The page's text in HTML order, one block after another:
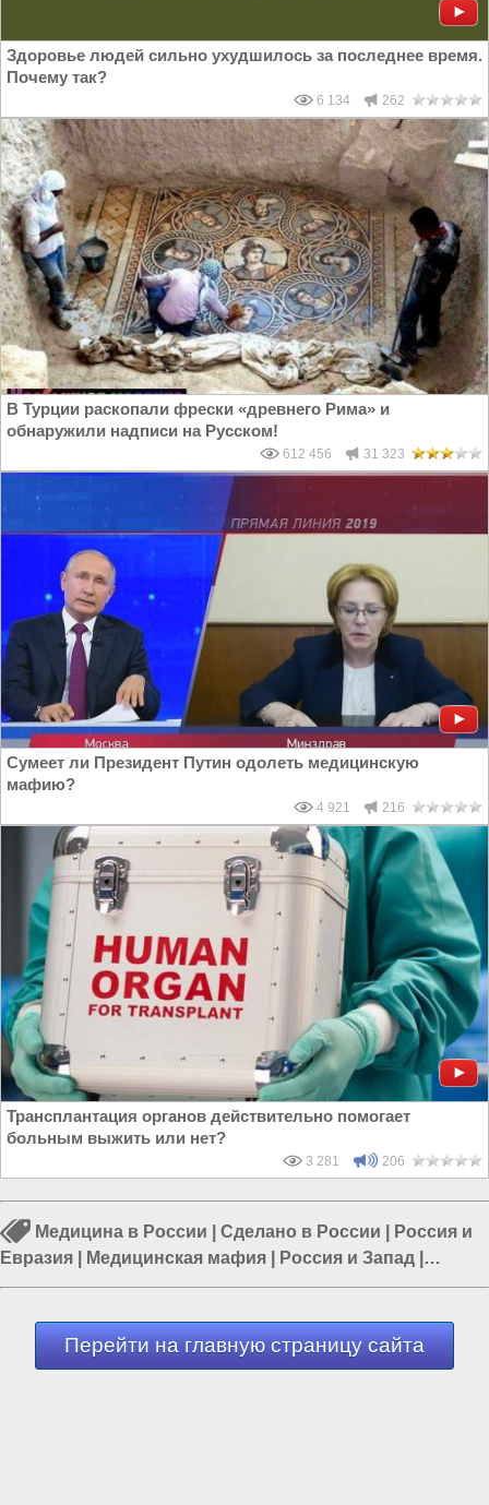
Здоровье людей сильно ухудшилось за последнее время.
Почему так?
6 134 262
В Турции раскопали фрески «древнего Рима» и
обнаружили надписи на Русском!
612 456 31 323
Сумеет ли Президент Путин одолеть медицинскую
мафию?
4 921 216
Трансплантация органов действительно помогает
больным выжить или нет?
3 281 206
Медицина в России Сделано в России
Россия и
Евразия
Медицинская мафия Россия и Запад
Власть в РФ|Политика в России
Перейти на главную страницу сайта